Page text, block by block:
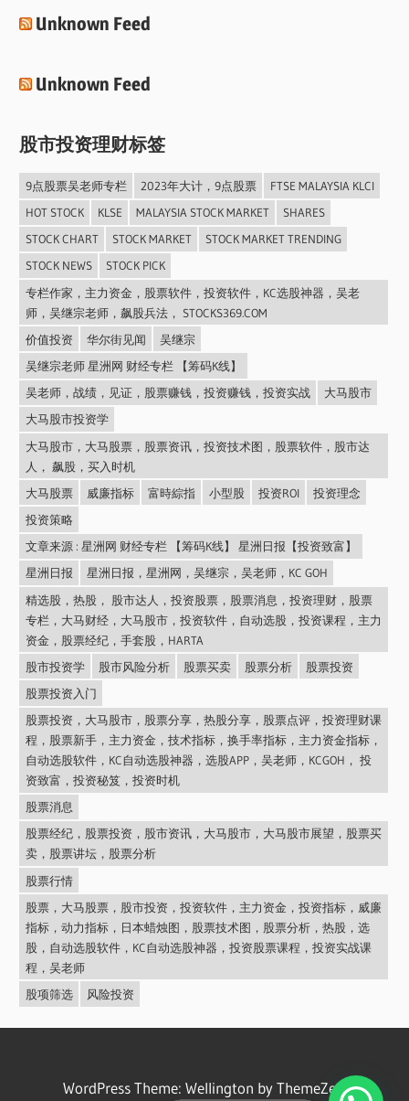
Unknown Feed
Unknown Feed
股市投资理财标签
9点股票吴老师专栏 2023年大计，9点股票
FTSE MALAYSIA KLCI
HOT STOCK
KLSE MALAYSIA STOCK MARKET
SHARES
STOCK CHART
STOCK MARKET
STOCK MARKET TRENDING
STOCK NEWS
STOCK PICK
专栏作家，主力资金，股票软件，投资软件，KC选股神器，吴老
师，吴继宗老师，飙股兵法， STOCKS369.COM
价值投资
华尔街见闻
吴继宗
吴继宗老师 星洲网 财经专栏 【筹码K线】
吴老师，战绩，见证，股票赚钱，投资赚钱，投资实战
大马股市
大马股市投资学
大马股市，大马股票，股票资讯，投资技术图，股票软件，股市达
人， 飙股，买入时机
大马股票
威廉指标 富時綜指 小型股 投资ROI
投资理念
投资策略
文章来源 : 星洲网 财经专栏 【筹码K线】 星洲日报【投资致富】
星洲日报
星洲日报，星洲网，吴继宗，吴老师，KC GOH
精选股，热股， 股市达人，投资股票，股票消息，投资理财，股票
专栏，大马财经，大马股市，投资软件，自动选股，投资课程，主力
资金，股票经纪，手套股，HARTA
股市投资学
股市风险分析 股票买卖 股票分析
股票投资
股票投资入门
股票投资，大马股市，股票分享，热股分享，股票点评，投资理财课
程，股票新手，主力资金，技术指标，换手率指标，主力资金指标，
自动选股软件，KC自动选股神器，选股APP，吴老师，KCGOH， 投
资致富，投资秘笈，投资时机
股票消息
股票经纪，股票投资，股市资讯，大马股市，大马股市展望，股票买
卖，股票讲坛，股票分析
股票行情
股票，大马股票，股市投资，投资软件，主力资金，投资指标，威廉
指标，动力指标，日本蜡烛图，股票技术图，股票分析，热股，选
股，自动选股软件，KC自动选股神器，投资股票课程，投资实战课
程，吴老师
股项筛选
风险投资
WordPress Theme: Wellington by ThemeZee. 1